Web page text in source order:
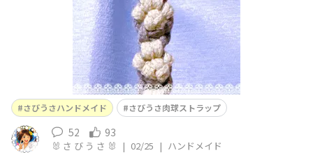
さびうさハンドメイド さびうさ肉球ストラップ
52 93
🐰 さ び う さ 🐰 | 02/25 | ハンドメイド